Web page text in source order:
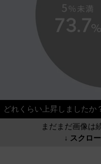
どれくらい上昇しましたか
まだまだ画像は
↓ スクロ